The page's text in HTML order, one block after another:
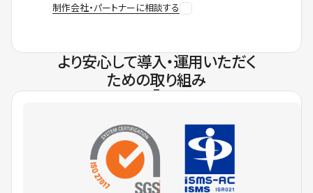
制作会社・パートナーに相談する
より安心して導入・運用いただく
ための取り組み